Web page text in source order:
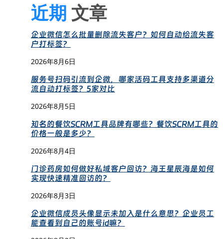
近期 文章
企业微信怎么批量删除流失客户？如何自动给流失客
户打标签？
2026年8月6日
服务号扫码引流到企微，哪家活码工具支持多渠道分
流自动打标签？5家对比
2026年8月5日
知名的餐饮SCRM工具品牌有哪些？餐饮SCRM工具的
价格一般是多少？
2026年8月4日
门诊药房如何做好私域客户回访？海王星辰海是如何
实现快速精准回访的？
2026年8月3日
企业微信成员头像显示未加入是什么意思？企业员工
能查看到自己的账号id嘛？